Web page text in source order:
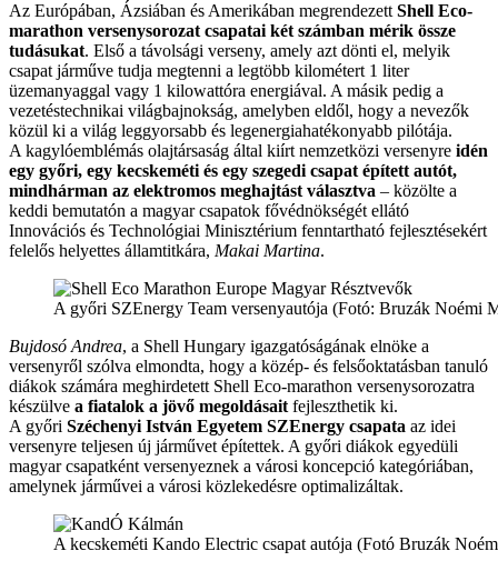
Az Európában, Ázsiában és Amerikában megrendezett Shell Eco-
marathon versenysorozat csapatai két számban mérik össze
tudásukat. Első a távolsági verseny, amely azt dönti el, melyik
csapat járműve tudja megtenni a legtöbb kilométert 1 liter
üzemanyaggal vagy 1 kilowattóra energiával. A másik pedig a
vezetéstechnikai világbajnokság, amelyben eldől, hogy a nevezők
közül ki a világ leggyorsabb és legenergiahatékonyabb pilótája.
A kagylóemblémás olajtársaság által kiírt nemzetközi versenyre idén
egy győri, egy kecskeméti és egy szegedi csapat épített autót,
mindhárman az elektromos meghajtást választva – közölte a
keddi bemutatón a magyar csapatok fővédnökségét ellátó
Innovációs és Technológiai Minisztérium fenntartható fejlesztésekért
felelős helyettes államtitkára, Makai Martina.
A győri SZEnergy Team versenyautója (Fotó: Bruzák Noémi
Bujdosó Andrea, a Shell Hungary igazgatóságának elnöke a
versenyről szólva elmondta, hogy a közép- és felsőoktatásban tanuló
diákok számára meghirdetett Shell Eco-marathon versenysorozatra
készülve a fiatalok a jövő megoldásait fejleszthetik ki.
A győri Széchenyi István Egyetem SZEnergy csapata az idei
versenyre teljesen új járművet építettek. A győri diákok egyedüli
magyar csapatként versenyeznek a városi koncepció kategóriában,
amelynek járművei a városi közlekedésre optimalizáltak.
A kecskeméti Kando Electric csapat autója (Fotó Bruzák